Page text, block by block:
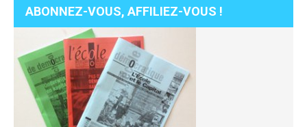
ABONNEZ-VOUS, AFFILIEZ-VOUS !